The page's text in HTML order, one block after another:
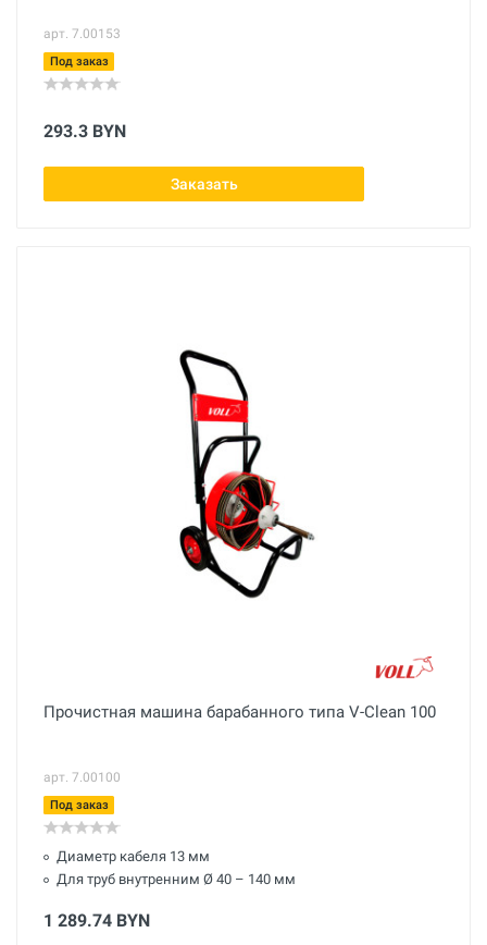
арт. 7.00153
Под заказ
293.3 BYN
Заказать
Прочистная машина барабанного типа V-Clean 100
арт. 7.00100
Под заказ
Диаметр кабеля 13 мм
Для труб внутренним Ø 40 – 140 мм
1 289.74 BYN